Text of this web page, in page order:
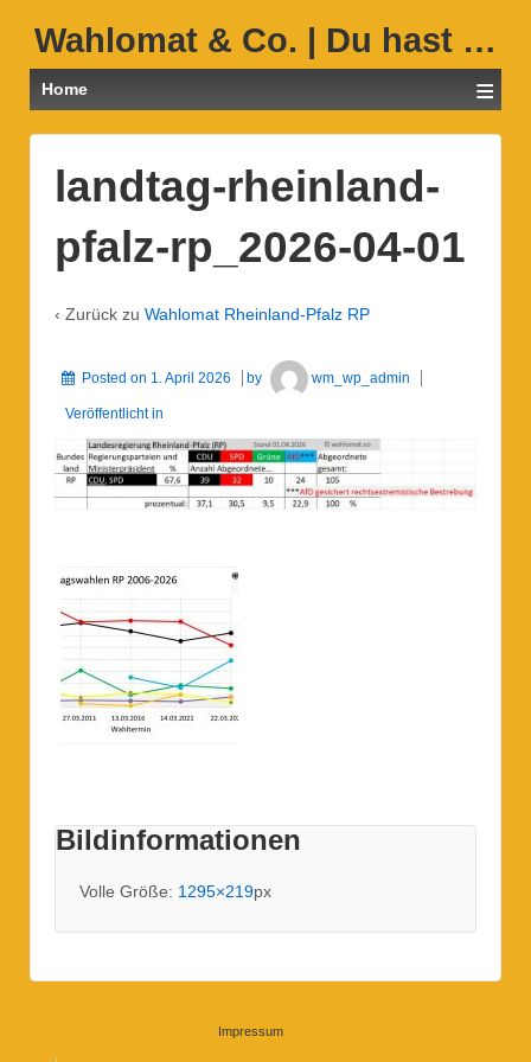
Wahlomat & Co. | Du hast …
Home ≡
landtag-rheinland-
pfalz-rp_2026-04-01
‹ Zurück zu Wahlomat Rheinland-Pfalz RP
Posted on 1. April 2026 by wm_wp_admin
Veröffentlicht in
Bildinformationen
Volle Größe: 1295×219px
Impressum